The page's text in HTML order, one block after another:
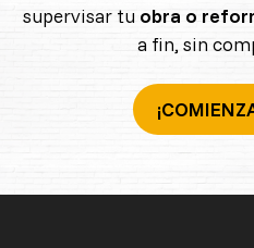
supervisar tu obra o
a fin, sin